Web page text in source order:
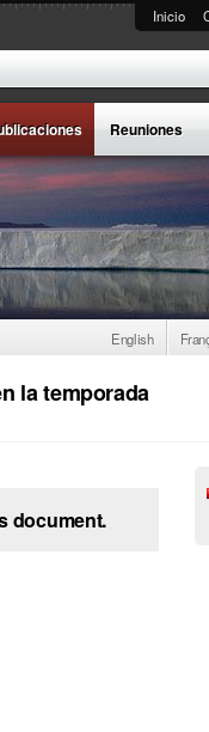
Inicio
de búsqueda
Reuniones
English
la temporada
document.